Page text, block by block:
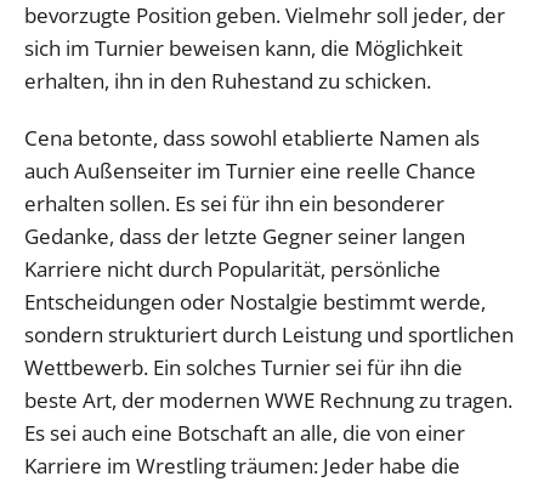
bevorzugte Position geben. Vielmehr soll jeder, der
sich im Turnier beweisen kann, die Möglichkeit
erhalten, ihn in den Ruhestand zu schicken.
Cena betonte, dass sowohl etablierte Namen als
auch Außenseiter im Turnier eine reelle Chance
erhalten sollen. Es sei für ihn ein besonderer
Gedanke, dass der letzte Gegner seiner langen
Karriere nicht durch Popularität, persönliche
Entscheidungen oder Nostalgie bestimmt werde,
sondern strukturiert durch Leistung und sportlichen
Wettbewerb. Ein solches Turnier sei für ihn die
beste Art, der modernen WWE Rechnung zu tragen.
Es sei auch eine Botschaft an alle, die von einer
Karriere im Wrestling träumen: Jeder habe die